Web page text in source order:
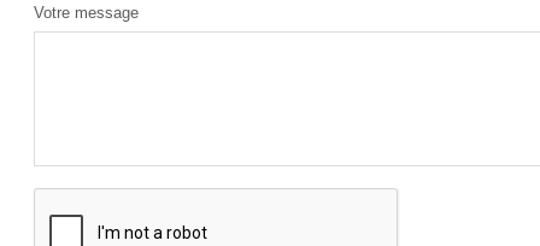
Votre message